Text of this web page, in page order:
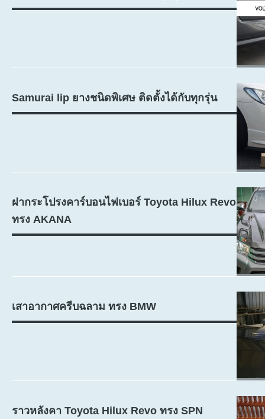
Samurai lip ยางชนิดพิเศษ ติดตั้งได้กับทุกรุ่น
ฝากระโปรงคาร์บอนไฟเบอร์ Toyota Hilux Revo
ทรง AKANA
เสาอากาศครีบฉลาม ทรง BMW
ราวหลังคา Toyota Hilux Revo ทรง SPN